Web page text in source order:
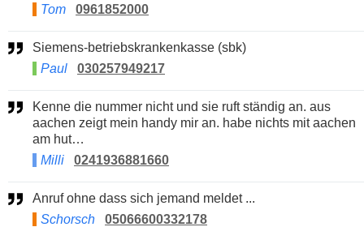
Tom
0961852000
Siemens-betriebskrankenkasse (sbk)
Paul
030257949217
Kenne die nummer nicht und sie ruft ständig an. aus
aachen zeigt mein handy mir an. habe nichts mit aachen
am hut…
Milli
0241936881660
Anruf ohne dass sich jemand meldet ...
Schorsch
05066600332178